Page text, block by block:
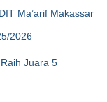
Ma’arif Makassar
2026
Juara 5